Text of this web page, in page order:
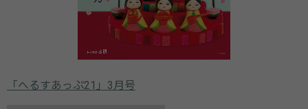
「へるすあっぷ21」3月号